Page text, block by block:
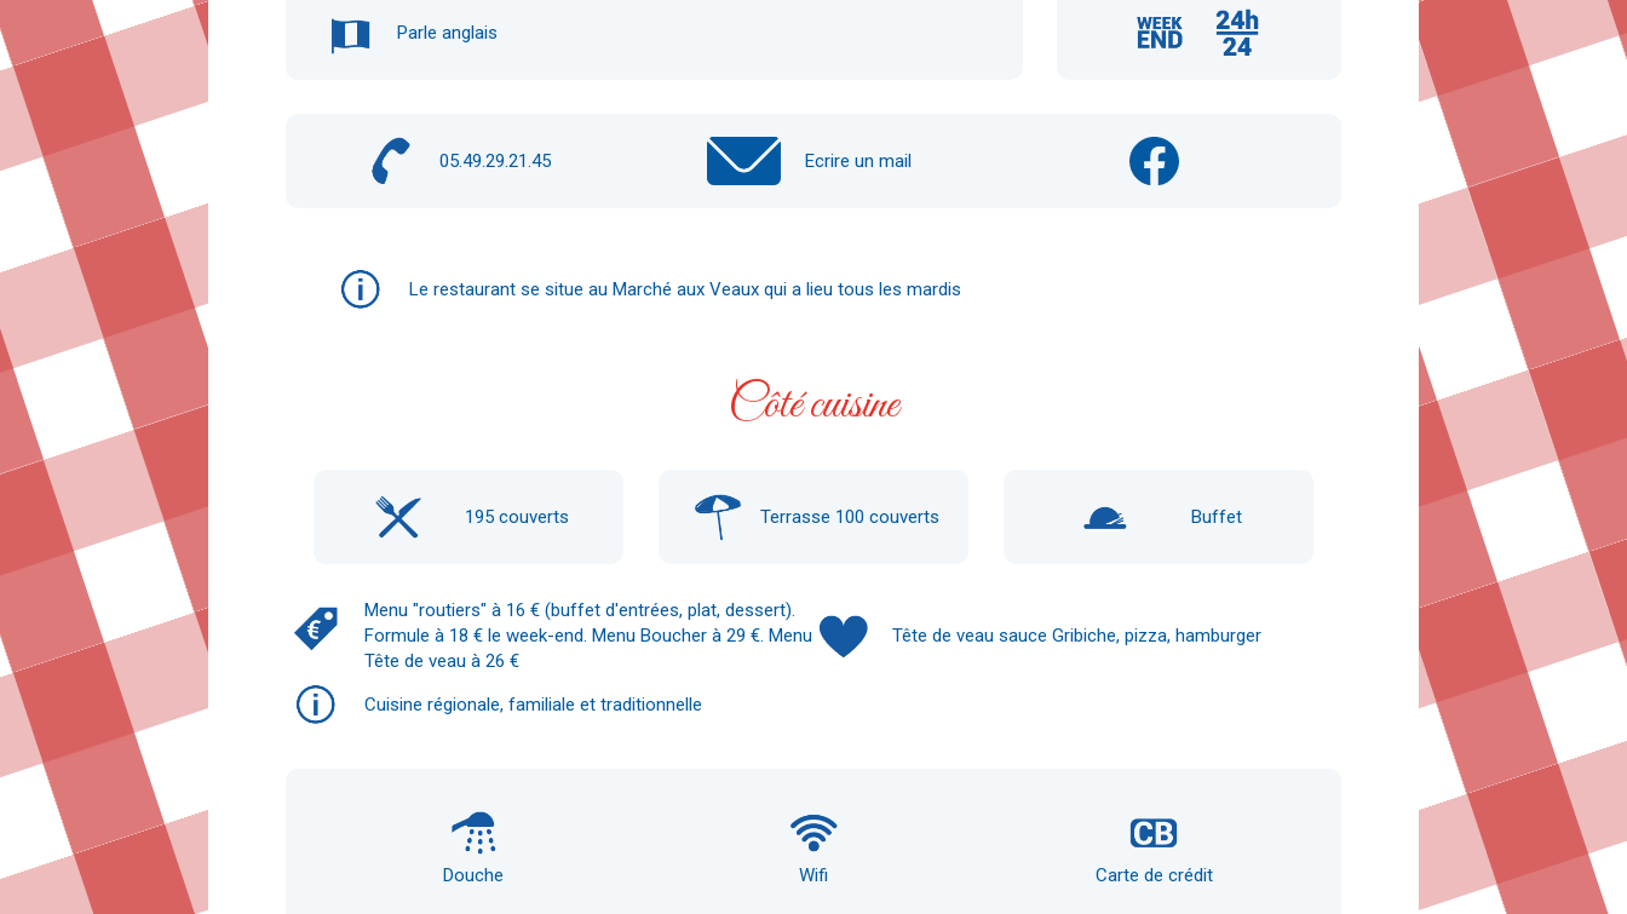
Parle anglais
05.49.29.21.45 Ecrire un mail
Le restaurant se situe au Marché aux Veaux qui a lieu tous les mardis
Côté cuisine
195 couverts Terrasse 100 couverts Buffet
Menu "routiers" à 16 € (buffet d'entrées, plat, dessert).
Formule à 18 € le week-end. Menu Boucher à 29 €. Menu
Tête de veau à 26 €
Tête de veau sauce Gribiche, pizza, hamburger
Cuisine régionale, familiale et traditionnelle
Douche Wifi Carte de crédit